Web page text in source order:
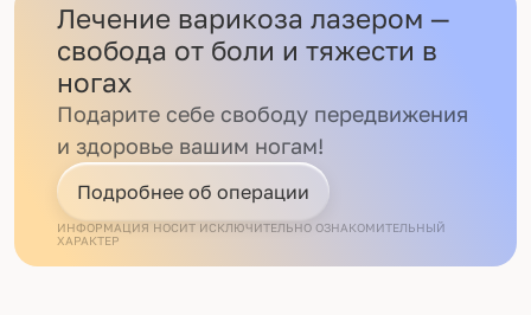
Лечение варикоза лазером —
свобода от боли и тяжести в
ногах
Подарите себе свободу передвижения
и здоровье вашим ногам!
Подробнее об операции
ИНФОРМАЦИЯ НОСИТ ИСКЛЮЧИТЕЛЬНО ОЗНАКОМИТЕЛЬНЫЙ
ХАРАКТЕР